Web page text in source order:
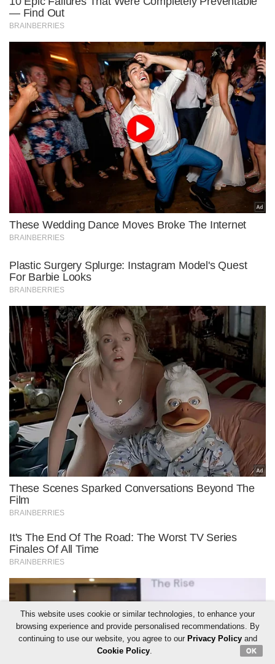
This website uses cookie or similar technologies, to enhance your
browsing experience and provide personalised recommendations. By
continuing to use our website, you agree to our Privacy Policyand
Cookie Policy. OK